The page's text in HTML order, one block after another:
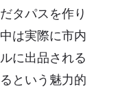
タパスを作り
は実際に市内
に出品される
という魅力的